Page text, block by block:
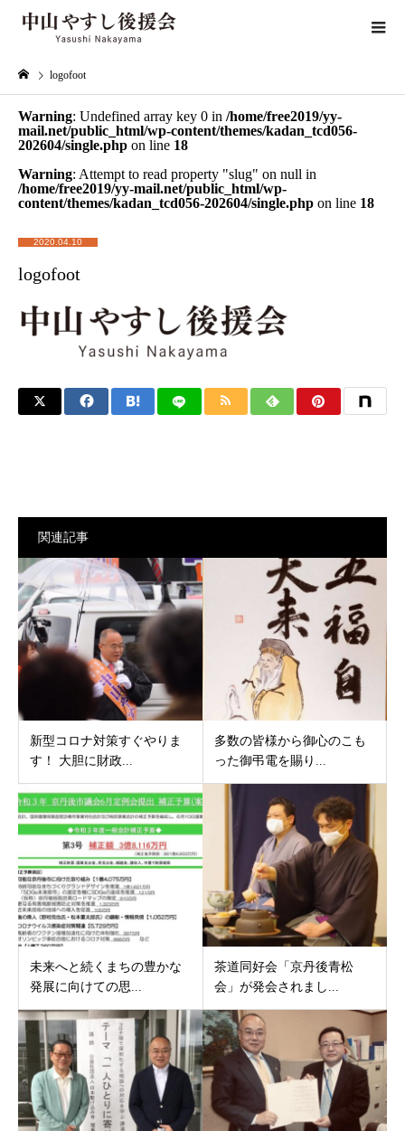
logofoot
Warning: Undefined array key 0 in /home/free2019/yy-
mail.net/public_html/wp-content/themes/kadan_tcd056-
202604/single.php on line 18
Warning: Attempt to read property "slug" on null in
/home/free2019/yy-mail.net/public_html/wp-
content/themes/kadan_tcd056-202604/single.php on line 18
2020.04.10
logofoot
関連記事
新型コロナ対策すぐやりま
す！ 大胆に財政...
多数の皆様から御心のこも
った御弔電を賜り...
未来へと続くまちの豊かな
発展に向けての思...
茶道同好会「京丹後青松
会」が発会されまし...